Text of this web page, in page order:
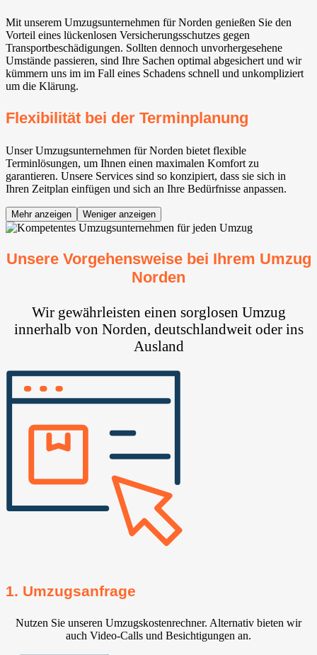
Mit unserem Umzugsunternehmen für Norden genießen Sie den
Vorteil eines lückenlosen Versicherungsschutzes gegen
Transportbeschädigungen. Sollten dennoch unvorhergesehene
Umstände passieren, sind Ihre Sachen optimal abgesichert und wir
kümmern uns im im Fall eines Schadens schnell und unkompliziert
um die Klärung.
Flexibilität bei der Terminplanung
Unser Umzugsunternehmen für Norden bietet flexible
Terminlösungen, um Ihnen einen maximalen Komfort zu
garantieren. Unsere Services sind so konzipiert, dass sie sich in
Ihren Zeitplan einfügen und sich an Ihre Bedürfnisse anpassen.
Mehr anzeigen Weniger anzeigen
Unsere Vorgehensweise bei Ihrem Umzug
Norden
Wir gewährleisten einen sorglosen Umzug
innerhalb von Norden, deutschlandweit oder ins
Ausland
1. Umzugsanfrage
Nutzen Sie unseren Umzugskostenrechner. Alternativ bieten wir
auch Video-Calls und Besichtigungen an.